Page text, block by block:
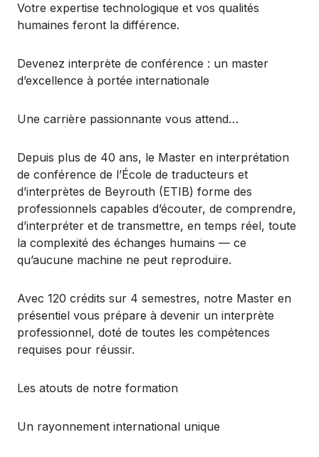
Votre expertise technologique et vos qualités
humaines feront la différence.
Devenez interprète de conférence : un master
d’excellence à portée internationale
Une carrière passionnante vous attend…
Depuis plus de 40 ans, le Master en interprétation
de conférence de l’École de traducteurs et
d’interprètes de Beyrouth (ETIB) forme des
professionnels capables d’écouter, de comprendre,
d’interpréter et de transmettre, en temps réel, toute
la complexité des échanges humains — ce
qu’aucune machine ne peut reproduire.
Avec 120 crédits sur 4 semestres, notre Master en
présentiel vous prépare à devenir un interprète
professionnel, doté de toutes les compétences
requises pour réussir.
Les atouts de notre formation
Un rayonnement international unique